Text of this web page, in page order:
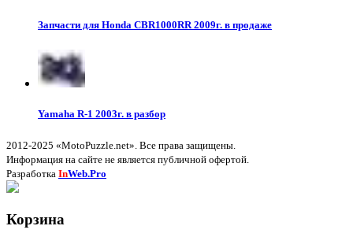
Запчасти для Honda CBR1000RR 2009г. в продаже
Yamaha R-1 2003г. в разбор
2012-2025 «MotoPuzzle.net». Все права защищены.
Информация на сайте не является публичной офертой.
Разработка InWeb.Pro
Корзина